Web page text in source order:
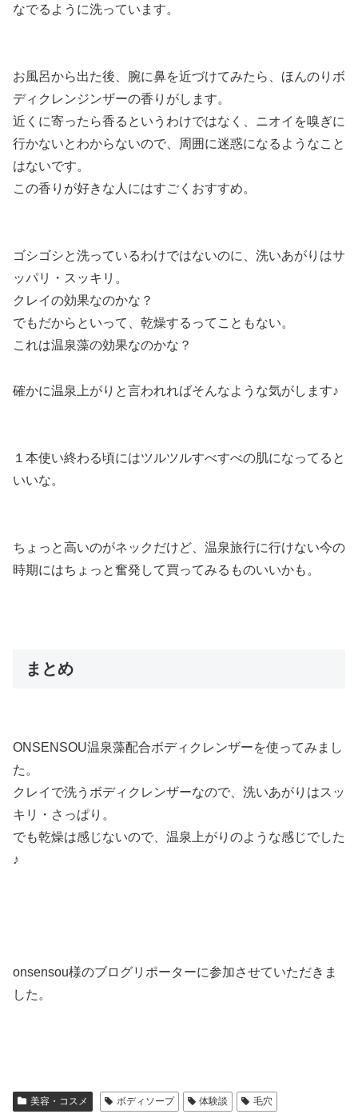
なでるように洗っています。
お風呂から出た後、腕に鼻を近づけてみたら、ほんのりボ
ディクレンジンザーの香りがします。
近くに寄ったら香るというわけではなく、ニオイを嗅ぎに
行かないとわからないので、周囲に迷惑になるようなこと
はないです。
この香りが好きな人にはすごくおすすめ。
ゴシゴシと洗っているわけではないのに、洗いあがりはサ
ッパリ・スッキリ。
クレイの効果なのかな？
でもだからといって、乾燥するってこともない。
これは温泉藻の効果なのかな？
確かに温泉上がりと言われればそんなような気がします♪
１本使い終わる頃にはツルツルすべすべの肌になってると
いいな。
ちょっと高いのがネックだけど、温泉旅行に行けない今の
時期にはちょっと奮発して買ってみるものいいかも。
まとめ
ONSENSOU温泉藻配合ボディクレンザーを使ってみまし
た。
クレイで洗うボディクレンザーなので、洗いあがりはスッ
キリ・さっぱり。
でも乾燥は感じないので、温泉上がりのような感じでした
♪
onsensou様のブログリポーターに参加させていただきま
した。
美容・コスメ ボディソープ 体験談 毛穴